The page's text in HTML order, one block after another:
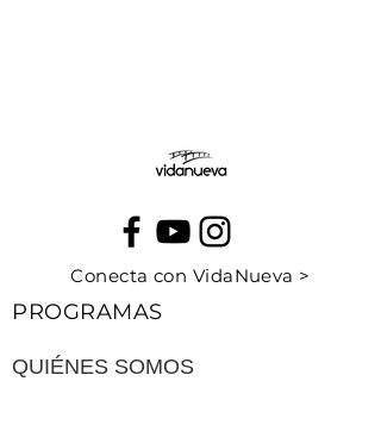
Conecta con VidaNueva >
PROGRAMAS
QUIÉNES SOMOS